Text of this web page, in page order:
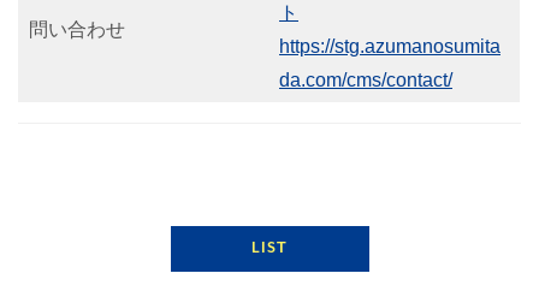
問い合わせ
ト
https://stg.azumanosumita
da.com/cms/contact/
LIST